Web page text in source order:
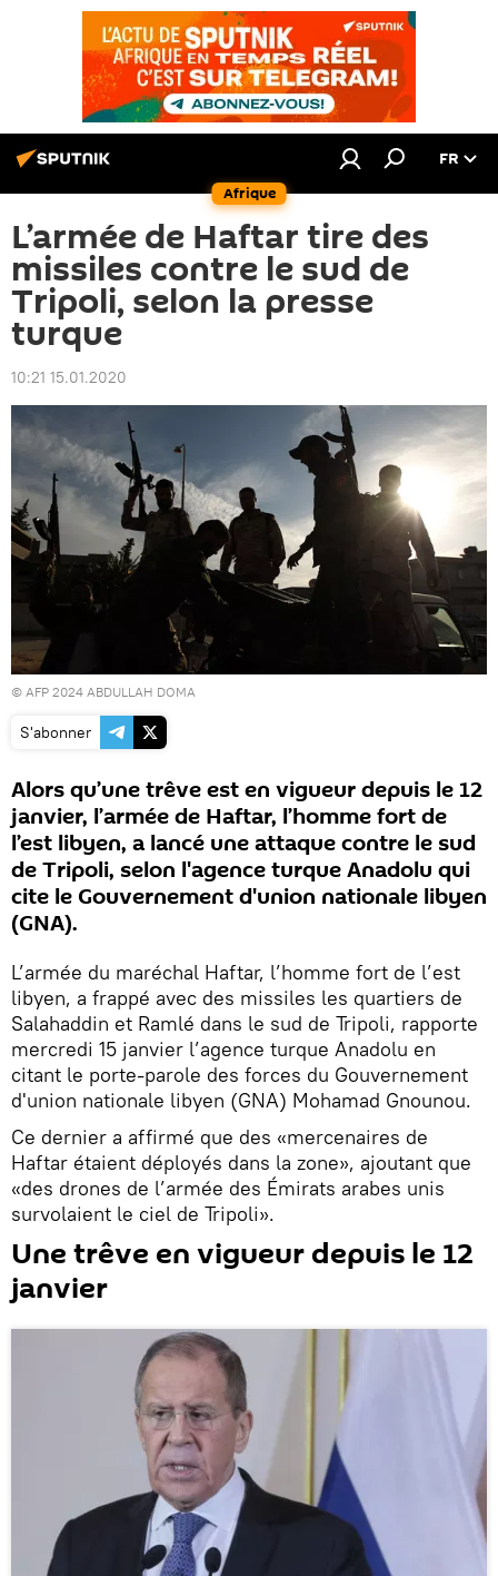
Afrique
FR
L’armée de Haftar tire des
missiles contre le sud de
Tripoli, selon la presse
turque
10:21 15.01.2020
© AFP 2024 ABDULLAH DOMA
S'abonner
Alors qu’une trêve est en vigueur depuis le 12
janvier, l’armée de Haftar, l’homme fort de
l’est libyen, a lancé une attaque contre le sud
de Tripoli, selon l'agence turque Anadolu qui
cite le Gouvernement d'union nationale libyen
(GNA).
L’armée du maréchal Haftar, l’homme fort de l’est
libyen, a frappé avec des missiles les quartiers de
Salahaddin et Ramlé dans le sud de Tripoli, rapporte
mercredi 15 janvier l’agence turque Anadolu en
citant le porte-parole des forces du Gouvernement
d'union nationale libyen (GNA) Mohamad Gnounou.
Ce dernier a affirmé que des «mercenaires de
Haftar étaient déployés dans la zone», ajoutant que
«des drones de l’armée des Émirats arabes unis
survolaient le ciel de Tripoli».
Une trêve en vigueur depuis le 12
janvier